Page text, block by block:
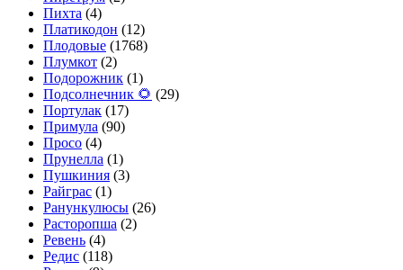
Пихта (4)
Платикодон (12)
Плодовые (1768)
Плумкот (2)
Подорожник (1)
Подсолнечник 🌻 (29)
Портулак (17)
Примула (90)
Просо (4)
Прунелла (1)
Пушкиния (3)
Райграс (1)
Ранункулюсы (26)
Расторопша (2)
Ревень (4)
Редис (118)